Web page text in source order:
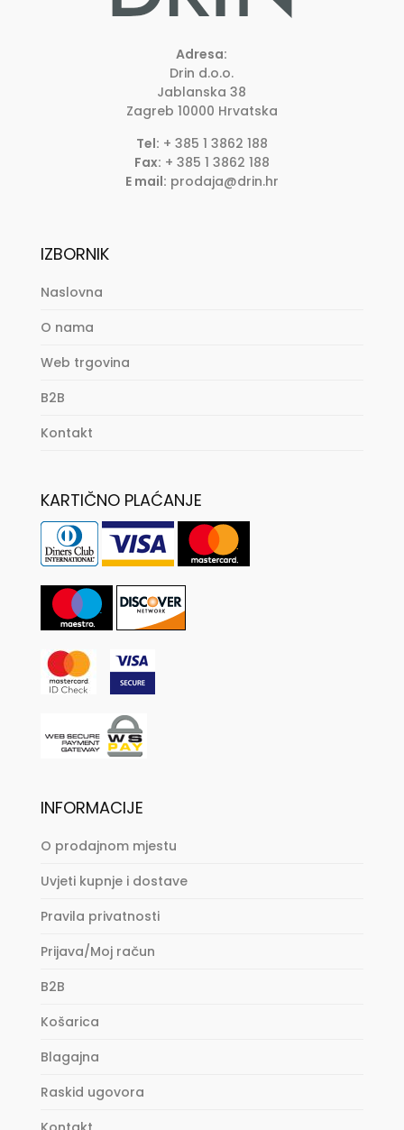
Adresa:
Drin d.o.o.
Jablanska 38
Zagreb 10000 Hrvatska
Tel: + 385 1 3862 188
Fax: + 385 1 3862 188
E mail: prodaja@drin.hr
IZBORNIK
Naslovna
O nama
Web trgovina
B2B
Kontakt
KARTIČNO PLAĆANJE
INFORMACIJE
O prodajnom mjestu
Uvjeti kupnje i dostave
Pravila privatnosti
Prijava/Moj račun
B2B
Košarica
Blagajna
Raskid ugovora